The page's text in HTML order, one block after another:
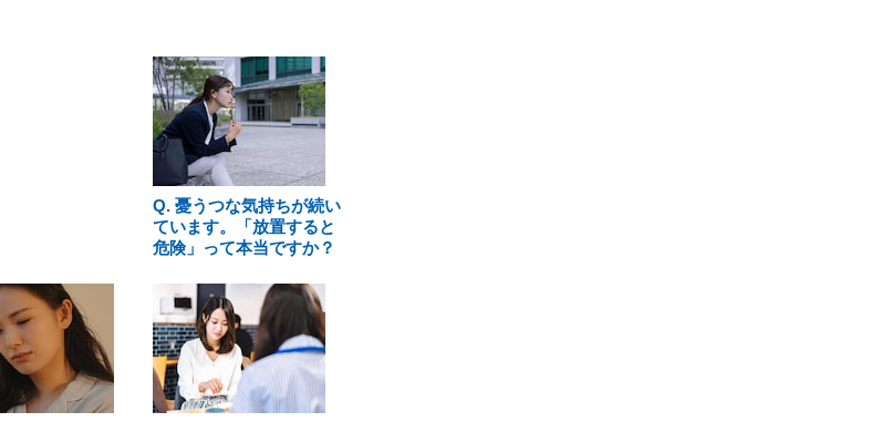
Q. 憂うつな気持ちが続い
ています。「放置すると
危険」って本当ですか？